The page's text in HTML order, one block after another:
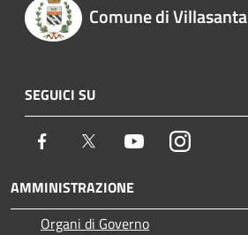
Comune di Villasanta
SEGUICI SU
Facebook Twitter YoutubeInstagram
AMMINISTRAZIONE
Organi di Governo